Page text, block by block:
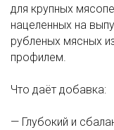
для крупных
нацеленных на
рубленых мясных
профилем.
Что даёт добавка:
— Глубокий и